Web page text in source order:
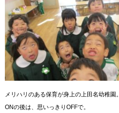
メリハリのある保育が身上の上田名幼稚園。
ONの後は、思いっきりOFFで。